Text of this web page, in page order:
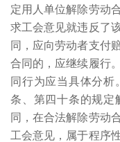
定用人单位解除劳动
求工会意见就违反了
同，应向劳动者支付
合同的，应继续履行
同行为应当具体分析
条、第四十条的规定
同，在合法解除劳动
工会意见，属于程序